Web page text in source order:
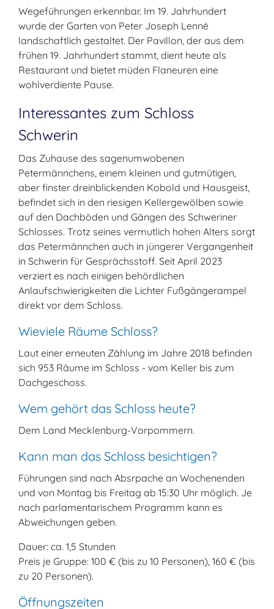
Wegeführungen erkennbar. Im 19. Jahrhundert
wurde der Garten von Peter Joseph Lenné
landschaftlich gestaltet. Der Pavillon, der aus dem
frühen 19. Jahrhundert stammt, dient heute als
Restaurant und bietet müden Flaneuren eine
wohlverdiente Pause.
Interessantes zum Schloss
Schwerin
Das Zuhause des sagenumwobenen
Petermännchens, einem kleinen und gutmütigen,
aber finster dreinblickenden Kobold und Hausgeist,
befindet sich in den riesigen Kellergewölben sowie
auf den Dachböden und Gängen des Schweriner
Schlosses. Trotz seines vermutlich hohen Alters sorgt
das Petermännchen auch in jüngerer Vergangenheit
in Schwerin für Gesprächsstoff. Seit April 2023
verziert es nach einigen behördlichen
Anlaufschwierigkeiten die Lichter Fußgängerampel
direkt vor dem Schloss.
Wieviele Räume Schloss?
Laut einer erneuten Zählung im Jahre 2018 befinden
sich 953 Räume im Schloss - vom Keller bis zum
Dachgeschoss.
Wem gehört das Schloss heute?
Dem Land Mecklenburg-Vorpommern.
Kann man das Schloss besichtigen?
Führungen sind nach Absrpache an Wochenenden
und von Montag bis Freitag ab 15:30 Uhr möglich. Je
nach parlamentarischem Programm kann es
Abweichungen geben.
Dauer: ca. 1,5 Stunden
Preis je Gruppe: 100 € (bis zu 10 Personen), 160 € (bis
zu 20 Personen).
Öffnungszeiten